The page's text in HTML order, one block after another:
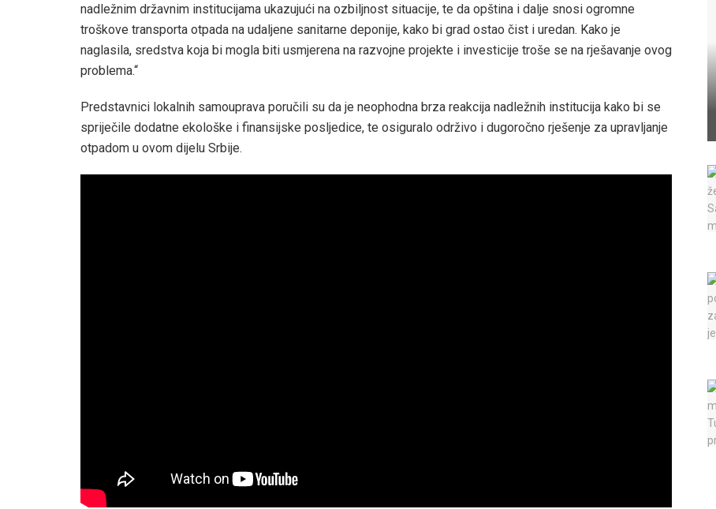
nadležnim državnim institucijama ukazujući na ozbiljnost situacije, te da opština i dalje snosi ogromne
troškove transporta otpada na udaljene sanitarne deponije, kako bi grad ostao čist i uredan. Kako je
naglasila, sredstva koja bi mogla biti usmjerena na razvojne projekte i investicije troše se na rješavanje ovog
problema.“
Predstavnici lokalnih samouprava poručili su da je neophodna brza reakcija nadležnih institucija kako bi se
spriječile dodatne ekološke i finansijske posljedice, te osiguralo održivo i dugoročno rješenje za upravljanje
otpadom u ovom dijelu Srbije.